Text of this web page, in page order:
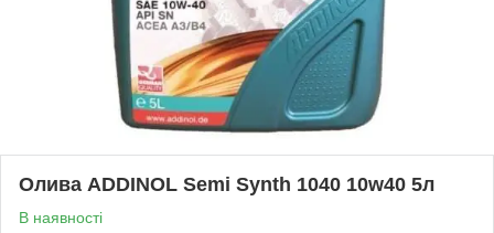
Олива ADDINOL Semi Synth 1040 10w40 5л
В наявності